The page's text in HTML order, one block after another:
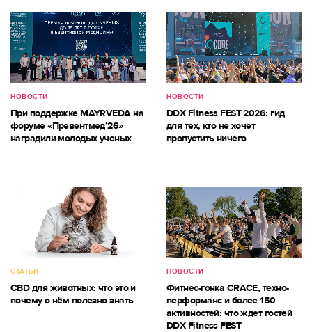
НОВОСТИ
При поддержке MAYRVEDA на
форуме «Превентмед’26»
наградили молодых ученых
НОВОСТИ
DDX Fitness FEST 2026: гид
для тех, кто не хочет
пропустить ничего
СТАТЬИ
CBD для животных: что это и
почему о нём полезно знать
НОВОСТИ
Фитнес-гонка CRACE, техно-
перформанс и более 150
активностей: что ждет гостей
DDX Fitness FEST